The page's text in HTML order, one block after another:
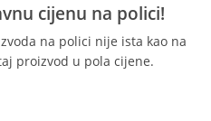
cijenu na polici!
na polici nije ista kao na
proizvod u pola cijene.